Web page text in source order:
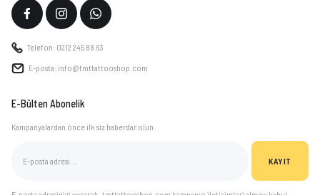
Telefon: 0212 245 88 63
E-posta: info@tmttattooshop.com
E-Bülten Abonelik
Kampanyalardan önce ilk siz haberdar olun.
KAYIT